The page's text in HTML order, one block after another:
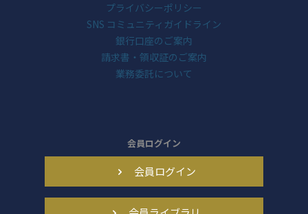
プライバシーポリシー
SNS コミュニティガイドライン
銀行口座のご案内
請求書・領収証のご案内
業務委託について
会員ログイン
会員ログイン